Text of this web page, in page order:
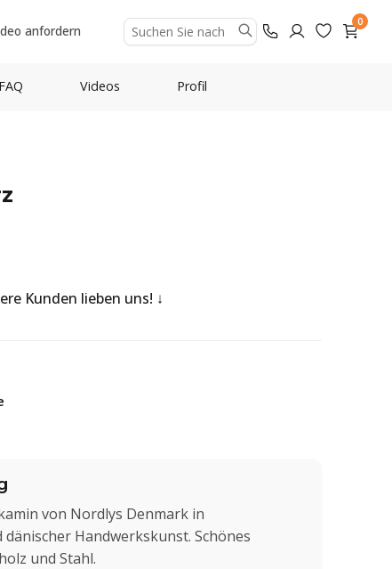
anfordern
0
FAQ Videos Profil
Kunden lieben uns!
von Nordlys Denmark in
Handwerkskunst. Schönes
und Stahl.